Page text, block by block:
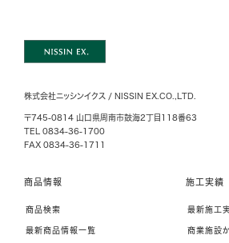
株式会社ニッシンイクス / NISSIN EX.CO.,LTD.
〒745-0814 山口県周南市鼓海2丁目118番63
TEL 0834-36-1700
FAX 0834-36-1711
商品情報
商品検索
最新商品情報一覧
施工実績
最新施工
商業施設